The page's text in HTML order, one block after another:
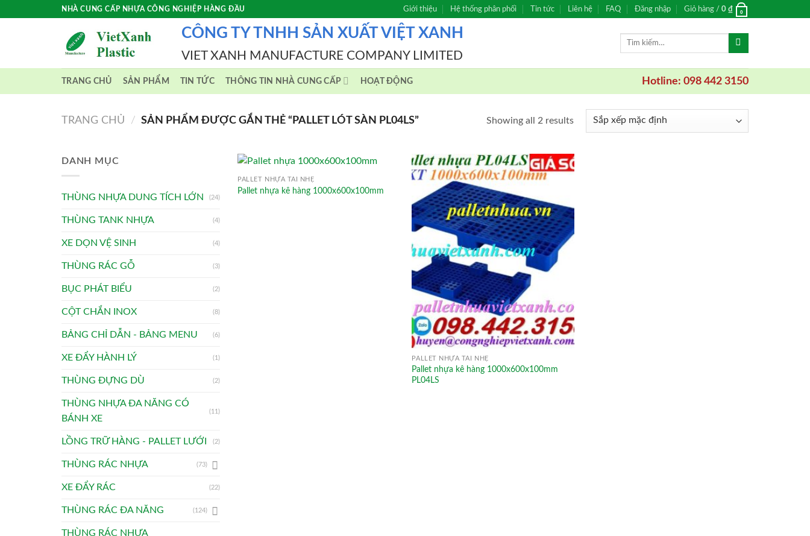
NHÀ CUNG CẤP NHỰA CÔNG NGHIỆP HÀNG ĐẦU Giới thiệu Hệ thống phân phối Tin tức Liên hệ FAQ Đăng nhập Giỏ hàng / 0 ₫ 0
CÔNG TY TNHH SẢN XUẤT VIỆT XANH
VIET XANH MANUFACTURE COMPANY LIMITED
Tìm
TRANG CHỦ SẢN PHẨM TIN TỨC THÔNG TIN NHÀ CUNG CẤP HOẠT ĐỘNG Hotline: 098 442 3150
TRANG CHỦ / SẢN PHẨM ĐƯỢC GẮN THẺ “PALLET LÓT SÀN PL04LS” Showing all 2 results
DANH MỤC
THÙNG NHỰA DUNG TÍCH LỚN (24)
THÙNG TANK NHỰA (4)
XE DỌN VỆ SINH (4)
THÙNG RÁC GỖ (3)
BỤC PHÁT BIỂU (2)
CỘT CHẮN INOX (8)
BẢNG CHỈ DẪN - BẢNG MENU (6)
XE ĐẨY HÀNH LÝ (1)
THÙNG ĐỰNG DÙ (2)
THÙNG NHỰA ĐA NĂNG CÓ
BÁNH XE
(11)
LỒNG TRỮ HÀNG - PALLET LƯỚI (2)
THÙNG RÁC NHỰA (73)
XE ĐẨY RÁC (22)
THÙNG RÁC ĐA NĂNG (124)
THÙNG RÁC NHỰA
PALLET NHỰA TẢI NHẸ
Pallet nhựa kê hàng 1000x600x100mm
PALLET NHỰA TẢI NHẸ
Pallet nhựa kê hàng 1000x600x100mm
PL04LS